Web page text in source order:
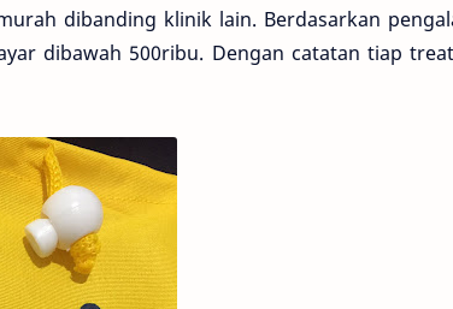
dibanding klinik lain. Berdasarkan
dibawah 500ribu. Dengan catatan tiap